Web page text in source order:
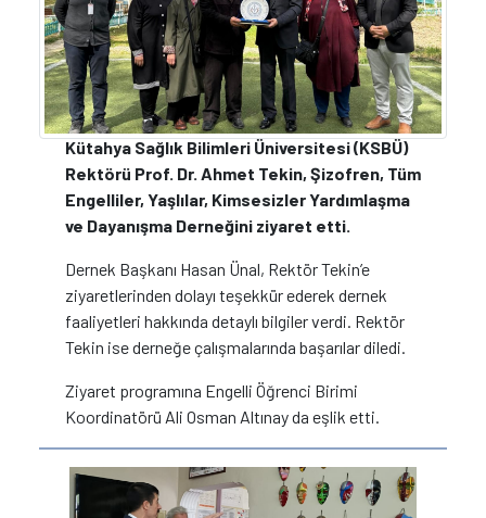
Kütahya Sağlık Bilimleri Üniversitesi (KSBÜ)
Rektörü Prof. Dr. Ahmet Tekin, Şizofren, Tüm
Engelliler, Yaşlılar, Kimsesizler Yardımlaşma
ve Dayanışma Derneğini ziyaret etti.
Dernek Başkanı Hasan Ünal, Rektör Tekin’e
ziyaretlerinden dolayı teşekkür ederek dernek
faaliyetleri hakkında detaylı bilgiler verdi. Rektör
Tekin ise derneğe çalışmalarında başarılar diledi.
Ziyaret programına Engelli Öğrenci Birimi
Koordinatörü Ali Osman Altınay da eşlik etti.